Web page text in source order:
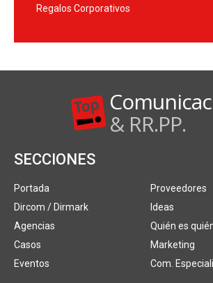
Regalos Corporativos
& RR.PP.
SECCIONES
Portada
Dircom / Dirmark
Agencias
Casos
Eventos
Proveedores
Ideas
Quién es
Marketing
Com.